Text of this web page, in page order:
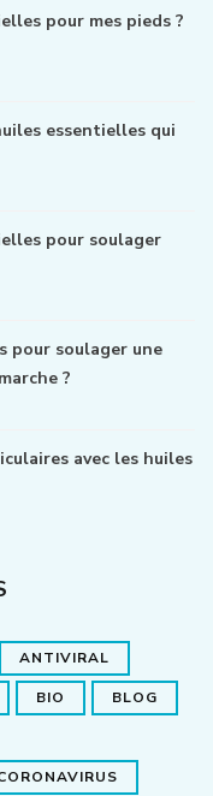
pour mes pieds ?
essentielles qui
pour soulager
pour soulager une
?
avec les huiles
ANTIVIRAL
BIO BLOG